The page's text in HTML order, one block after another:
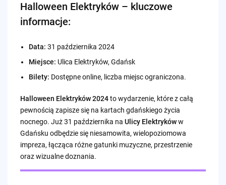
Halloween Elektryków – kluczowe
informacje:
Data: 31 października 2024
Miejsce: Ulica Elektryków, Gdańsk
Bilety: Dostępne online, liczba miejsc ograniczona.
Halloween Elektryków 2024to wydarzenie, które z całą
pewnością zapisze się na kartach gdańskiego życia
nocnego. Już 31 października na Ulicy Elektrykóww
Gdańsku odbędzie się niesamowita, wielopoziomowa
impreza, łącząca różne gatunki muzyczne, przestrzenie
oraz wizualne doznania.